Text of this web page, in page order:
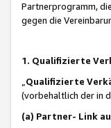
Partnerprogramm,
gegen die
1. Qualifizierte
Qualifizierte
(vorbehaltlich der in
(a) Partner- Link